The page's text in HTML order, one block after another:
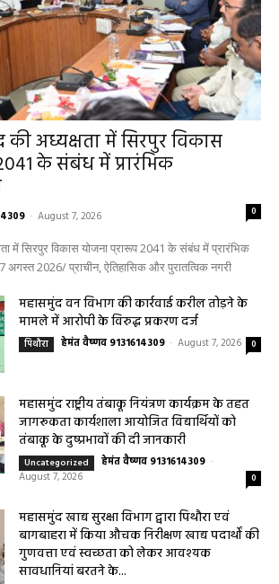
अध्यक्षता में सिरपुर विकास
के संबंध में प्रारंभिक
- August 7, 2026 0
में सिरपुर विकास योजना प्रारूप 2041 के संबंध में प्रारंभिक
2026/ प्राचीन, ऐतिहासिक और पुरातत्विक नगरी
महासमुंद वन विभाग की कार्रवाई करील तोड़ने के
मामले में आरोपी के विरुद्ध प्रकरण दर्ज
पिथौरा हेमंत वैष्णव 9131614309 - August 7, 2026 0
महासमुंद राष्ट्रीय तंबाकू नियंत्रण कार्यक्रम के तहत
जागरूकता कार्यशाला आयोजित विद्यार्थियों को
तंबाकू के दुष्प्रभावों की दी जानकारी
Uncategorized हेमंत वैष्णव 9131614309 -
August 7, 2026
0
महासमुंद खाद्य सुरक्षा विभाग द्वारा पिथौरा एवं
बागबाहरा में किया औचक निरीक्षण खाद्य पदार्थों की
गुणवत्ता एवं स्वच्छता को लेकर आवश्यक
सावधानियां बरतने के...